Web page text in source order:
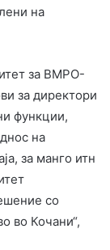
на
за ВМРО-
за директори
функции,
на
за манго итн
со
во Кочани“,